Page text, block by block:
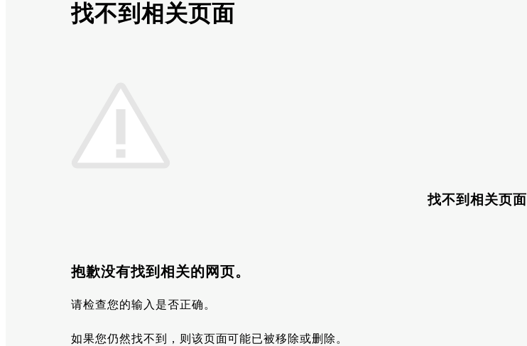
找不到相关页面
找不到相关页面
抱歉没有找到相关的网页。
请检查您的输入是否正确。
如果您仍然找不到，则该页面可能已被移除或删除。